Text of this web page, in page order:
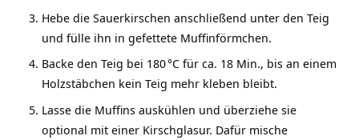
Hebe die Sauerkirschen anschließend unter den Teig
und fülle ihn in gefettete Muffinförmchen.
Backe den Teig bei 180 °C für ca. 18 Min., bis an einem
Holzstäbchen kein Teig mehr kleben bleibt.
Lasse die Muffins auskühlen und überziehe sie
optional mit einer Kirschglasur. Dafür mische